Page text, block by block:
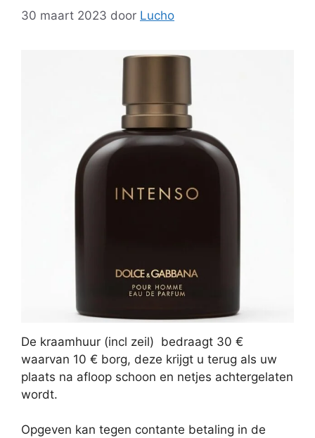
30 maart 2023 door Lucho
De kraamhuur (incl zeil) bedraagt 30 €
waarvan 10 € borg, deze krijgt u terug als uw
plaats na afloop schoon en netjes achtergelaten
wordt.
Opgeven kan tegen contante betaling in de